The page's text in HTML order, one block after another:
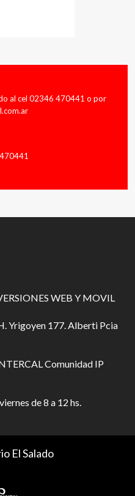
al cel 02346 470441 o por
WEB Y MOVIL
Yrigoyen 177. Alberti Pcia
Comunidad IP
de 8 a 12 hs.
El Salado